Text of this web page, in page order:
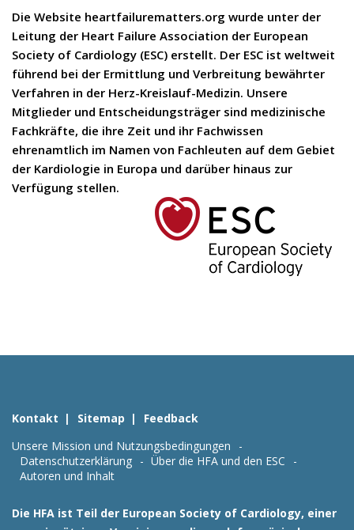
Die Website heartfailurematters.org wurde unter der
Leitung der Heart Failure Association der European
Society of Cardiology (ESC) erstellt. Der ESC ist weltweit
führend bei der Ermittlung und Verbreitung bewährter
Verfahren in der Herz-Kreislauf-Medizin. Unsere
Mitglieder und Entscheidungsträger sind medizinische
Fachkräfte, die ihre Zeit und ihr Fachwissen
ehrenamtlich im Namen von Fachleuten auf dem Gebiet
der Kardiologie in Europa und darüber hinaus zur
Verfügung stellen.
Kontakt Sitemap
Feedback
Unsere Mission und Nutzungsbedingungen
Datenschutzerklärung
Über die HFA und den ESC
Autoren und Inhalt
Die HFA ist Teil der European Society of Cardiology, einer